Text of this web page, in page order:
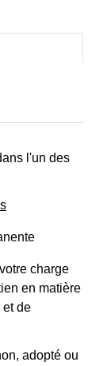
l'un des
charge
en matière
et de
adopté ou